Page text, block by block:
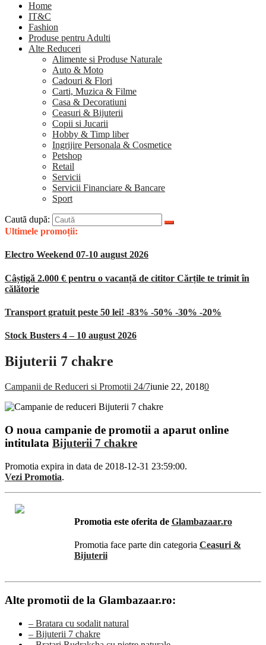
Home
IT&C
Fashion
Produse pentru Adulti
Alte Reduceri
Alimente si Produse Naturale
Auto & Moto
Cadouri & Flori
Carti, Muzica & Filme
Casa & Decoratiuni
Ceasuri & Bijuterii
Copii si Jucarii
Hobby & Timp liber
Ingrijire Personala & Cosmetice
Petshop
Retail
Servicii
Servicii Financiare & Bancare
Sport
Caută după:
Ultimele promoții:
Electro Weekend 07-10 august 2026
Câștigă 2.000 € pentru o vacanță de cititor Cărțile te trimit în
călătorie
Transport gratuit peste 50 lei! -83% -50% -30% -20%
Stock Busters 4 – 10 august 2026
Bijuterii 7 chakre
Campanii de Reduceri si Promotii 24/7iunie 22, 20180
O noua campanie de promotii a aparut online
intitulata Bijuterii 7 chakre
Promotia expira in data de 2018-12-31 23:59:00.
Vezi Promotia.
Promotia este oferita de Glambazaar.ro
Promotia face parte din categoria Ceasuri &
Bijuterii
Alte promotii de la Glambazaar.ro:
– Bratara cu sodalit natural
– Bijuterii 7 chakre